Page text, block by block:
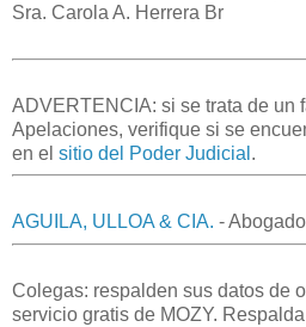
Sra. Carola A. Herrera Br
ADVERTENCIA: si se trata de un
Apelaciones, verifique si se
en el sitio del Poder Judicial .
AGUILA, ULLOA & CIA. -
Colegas: respalden sus datos de
servicio gratis de MOZY.